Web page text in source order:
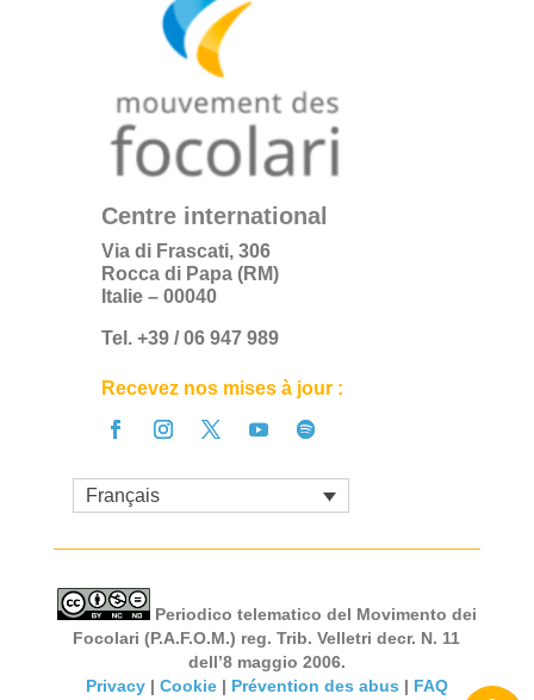
Centre international
Via di Frascati, 306
Rocca di Papa (RM)
Italie – 00040
Tel. +39 / 06 947 989
Recevez nos mises à jour :
Français
Periodico telematico del Movimento dei
Focolari (P.A.F.O.M.) reg. Trib. Velletri decr. N. 11
dell’8 maggio 2006.
Privacy| Cookie| Prévention des abus | FAQ